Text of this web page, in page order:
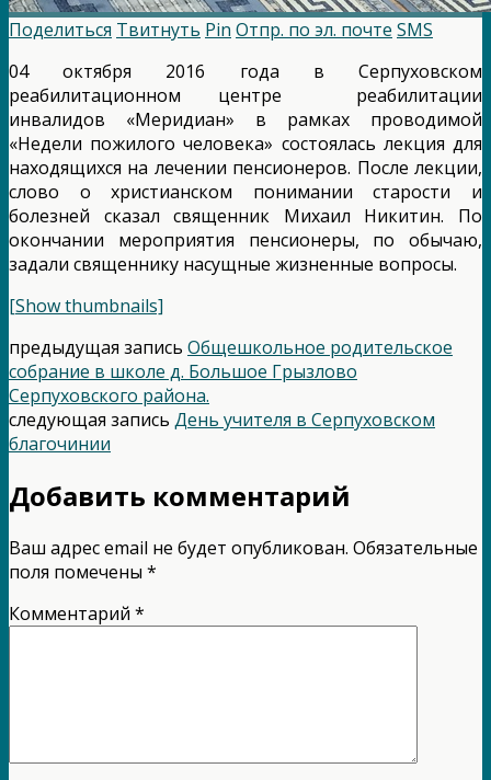
Поделиться Твитнуть Pin Отпр. по эл. почте SMS
04 октября 2016 года в Серпуховском
реабилитационном центре реабилитации
инвалидов «Меридиан» в рамках проводимой
«Недели пожилого человека» состоялась лекция для
находящихся на лечении пенсионеров. После лекции,
слово о христианском понимании старости и
болезней сказал священник Михаил Никитин. По
окончании мероприятия пенсионеры, по обычаю,
задали священнику насущные жизненные вопросы.
[Show thumbnails]
предыдущая запись Общешкольное родительское
собрание в школе д. Большое Грызлово
Серпуховского района.
следующая запись День учителя в Серпуховском
благочинии
Добавить комментарий
Ваш адрес email не будет опубликован. Обязательные
поля помечены *
Комментарий *